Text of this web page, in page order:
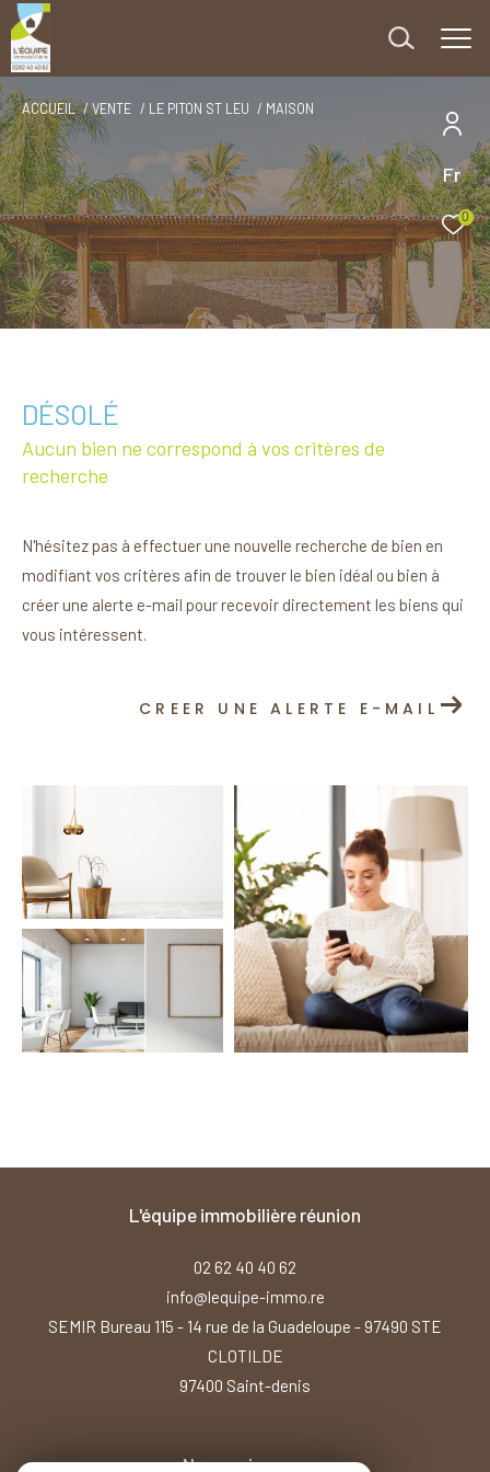
Fr
0
ACCUEIL VENTE LE PITON ST LEU MAISON
DÉSOLÉ
Aucun bien ne correspond à vos critères de
recherche
N'hésitez pas à effectuer une nouvelle recherche de bien en
modifiant vos critères afin de trouver le bien idéal ou bien à
créer une alerte e-mail pour recevoir directement les biens qui
vous intéressent.
CREER UNE ALERTE E-MAIL
l'équipe immobilière réunion
02 62 40 40 62
info@lequipe-immo.re
SEMIR Bureau 115 - 14 rue de la Guadeloupe - 97490 STE
CLOTILDE
97400
saint-denis
Nous suivre sur